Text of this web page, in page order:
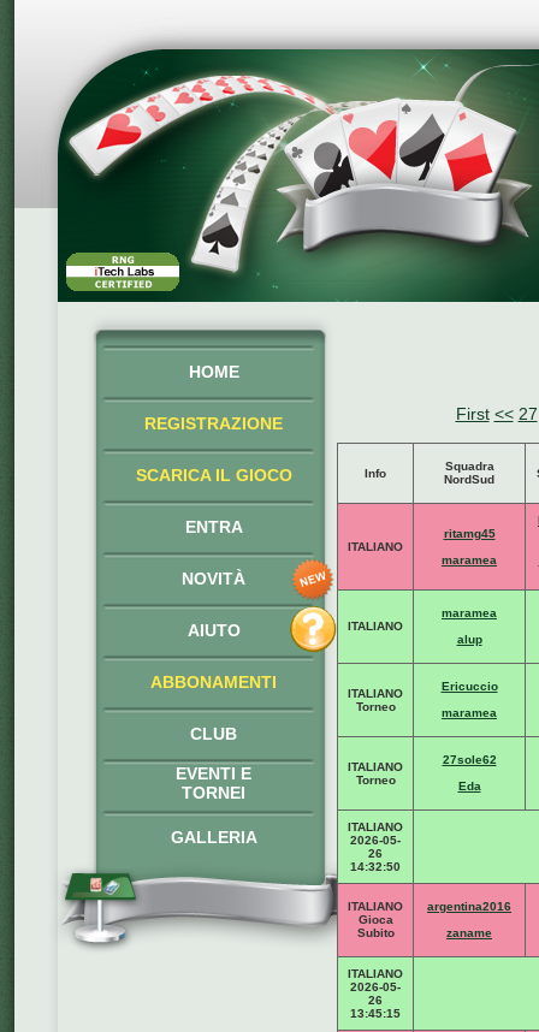
HOME
REGISTRAZIONE
SCARICA IL GIOCO
ENTRA
NOVITÀ
AIUTO
ABBONAMENTI
CLUB
EVENTI E
TORNEI
GALLERIA
First << 27
Info
Squadra
NordSud
ITALIANO
ritamg45
maramea
ITALIANO
maramea
alup
ITALIANO
Torneo
Ericuccio
maramea
ITALIANO
Torneo
27sole62
Eda
ITALIANO
2026-05-
26
14:32:50
ITALIANO
Gioca
Subito
argentina2016
zaname
ITALIANO
2026-05-
26
13:45:15